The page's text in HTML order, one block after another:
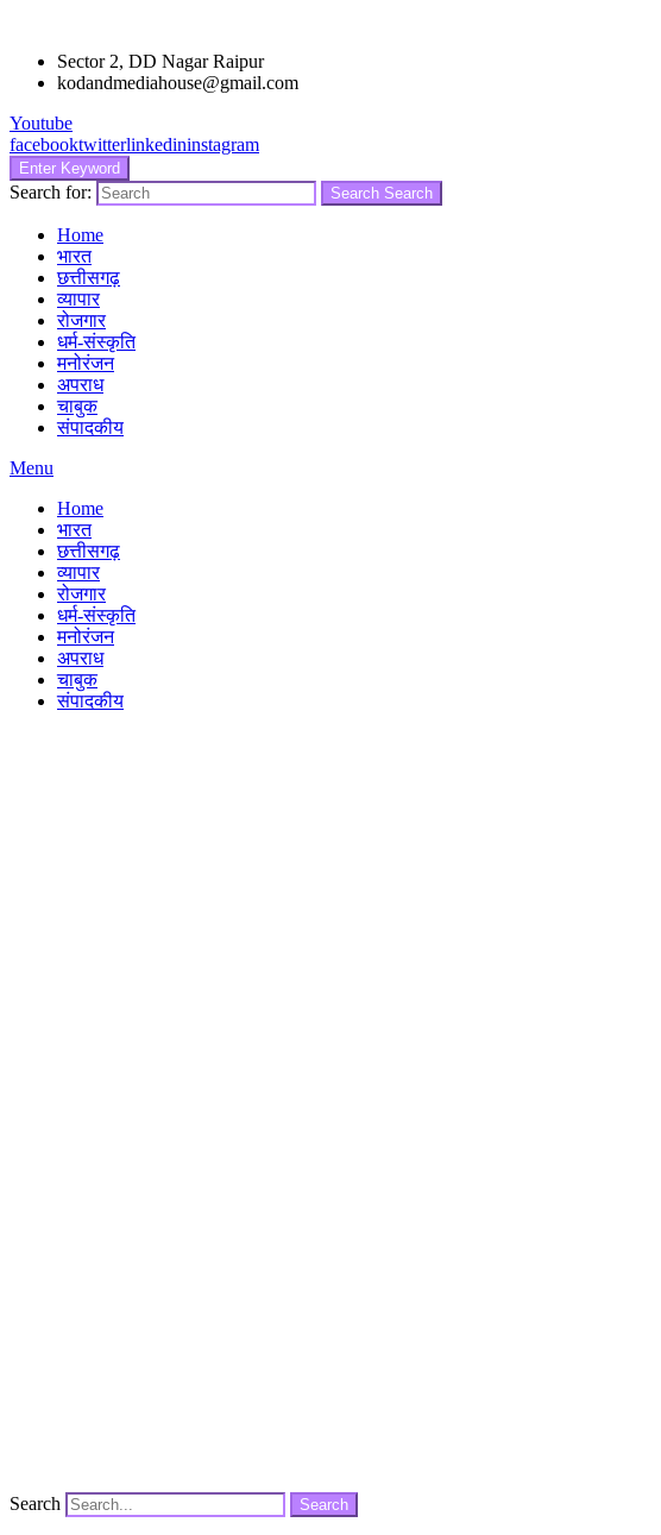
Sector 2, DD Nagar Raipur
kodandmediahouse@gmail.com
Youtube
facebooktwitterlinkedininstagram
Enter Keyword
Search for: Search Search
Home
भारत
छत्तीसगढ़
व्यापार
रोजगार
धर्म-संस्कृति
मनोरंजन
अपराध
चाबुक
संपादकीय
Menu
Home
भारत
छत्तीसगढ़
व्यापार
रोजगार
धर्म-संस्कृति
मनोरंजन
अपराध
चाबुक
संपादकीय
Search Search